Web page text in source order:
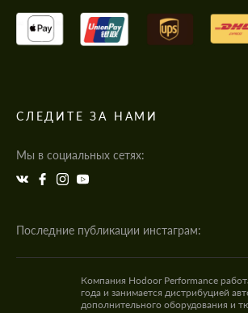
СЛЕДИТЕ ЗА НАМИ
Мы в социальных сетях:
Последние публикации инстаграм:
Компания Hodoor Performance
года и занимается дистрибуцией
дополнительного оборудования и